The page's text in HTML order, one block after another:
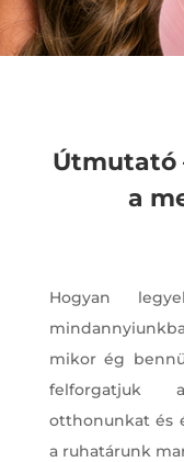
Útmutató
a
Hogyan
mikor ég
felforgatjuk
otthonunkat és
a ruhatárunk